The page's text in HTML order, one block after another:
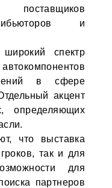
поставщиков
и
спектр
в сфере
акцент
определяющих
что выставка
так и для
для
партнеров